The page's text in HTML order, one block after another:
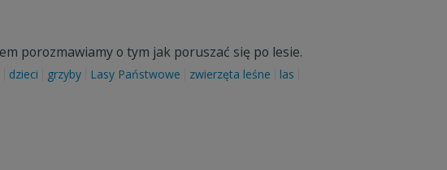
porozmawiamy o tym jak poruszać się po lesie.
dzieci grzyby Lasy Państwowe zwierzęta leśne las